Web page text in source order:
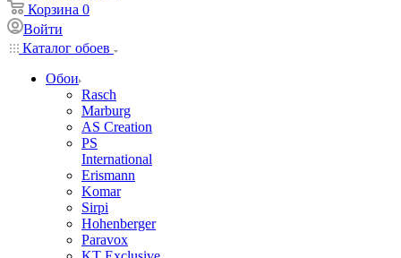
Корзина 0
Войти
Каталог обоев
Обои
Rasch
Marburg
AS Creation
PS
International
Erismann
Komar
Sirpi
Hohenberger
Paravox